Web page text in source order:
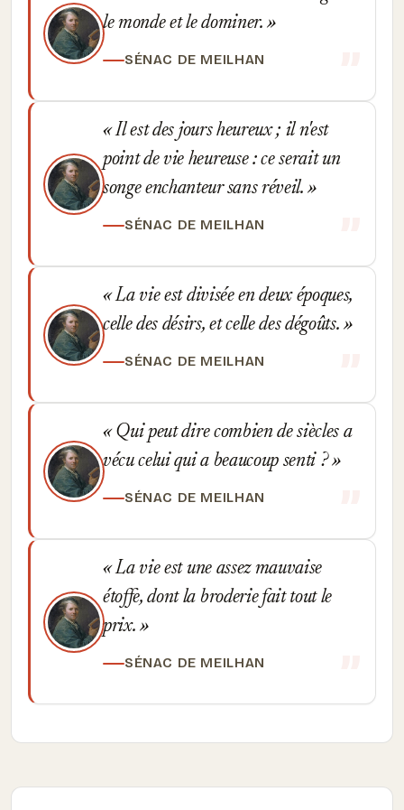
le monde et le dominer.
SÉNAC DE MEILHAN
Il est des jours heureux ; il n'est
point de vie heureuse : ce serait un
songe enchanteur sans réveil.
SÉNAC DE MEILHAN
La vie est divisée en deux époques,
celle des désirs, et celle des dégoûts.
SÉNAC DE MEILHAN
Qui peut dire combien de siècles a
vécu celui qui a beaucoup senti ?
SÉNAC DE MEILHAN
La vie est une assez mauvaise
étoffe, dont la broderie fait tout le
prix.
SÉNAC DE MEILHAN